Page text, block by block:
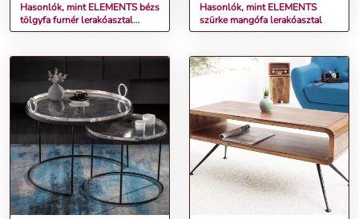
Hasonlók, mint ELEMENTS bézs
tölgyfa furnér lerakóasztal
40x35x50
Hasonlók, mint ELEMENTS
szürke mangófa lerakóasztal